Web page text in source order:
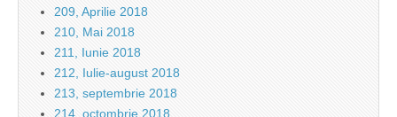
209, Aprilie 2018
210, Mai 2018
211, Iunie 2018
212, Iulie-august 2018
213, septembrie 2018
214, octombrie 2018